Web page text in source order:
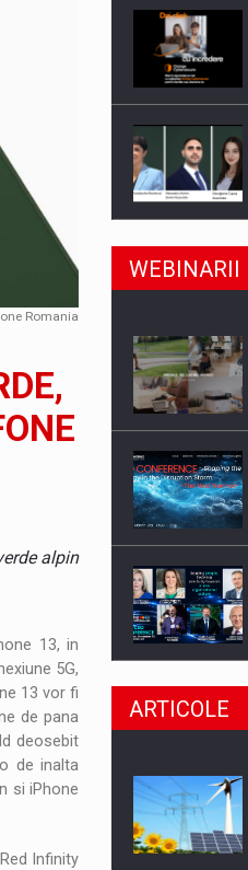
din Romania, preiau compania
Romania
alpin
13, in
5G,
13 vor fi
de pana
deosebit
de inalta
si iPhone
Infinity
WEBINARII
ARTICOLE